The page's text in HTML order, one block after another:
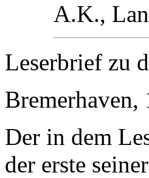
A.K.,
Leserbrief zu
Bremerhaven,
Der in dem
der erste